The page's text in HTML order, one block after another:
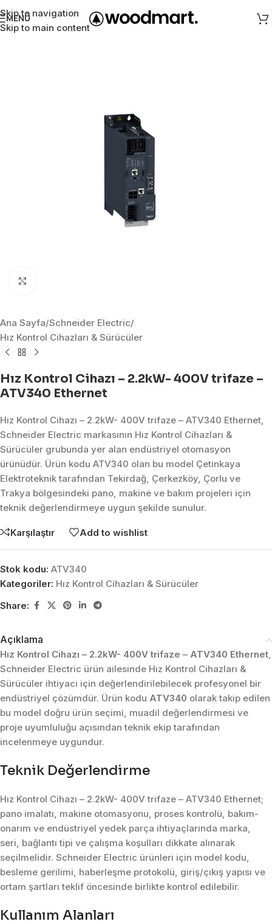
Skip to navigation
Skip to main content
MENÜ
Ana Sayfa/Schneider Electric/
Hız Kontrol Cihazları & Sürücüler
Hız Kontrol Cihazı – 2.2kW- 400V trifaze –
ATV340 Ethernet
Hız Kontrol Cihazı – 2.2kW- 400V trifaze – ATV340 Ethernet,
Schneider Electric markasının Hız Kontrol Cihazları &
Sürücüler grubunda yer alan endüstriyel otomasyon
ürünüdür. Ürün kodu ATV340 olan bu model Çetinkaya
Elektroteknik tarafından Tekirdağ, Çerkezköy, Çorlu ve
Trakya bölgesindeki pano, makine ve bakım projeleri için
teknik değerlendirmeye uygun şekilde sunulur.
Karşılaştır Add to wishlist
Stok kodu: ATV340
Kategoriler: Hız Kontrol Cihazları & Sürücüler
Share:
Açıklama
Hız Kontrol Cihazı – 2.2kW- 400V trifaze – ATV340 Ethernet,
Schneider Electric ürün ailesinde Hız Kontrol Cihazları &
Sürücüler ihtiyacı için değerlendirilebilecek profesyonel bir
endüstriyel çözümdür. Ürün kodu ATV340 olarak takip edilen
bu model doğru ürün seçimi, muadil değerlendirmesi ve
proje uyumluluğu açısından teknik ekip tarafından
incelenmeye uygundur.
Teknik Değerlendirme
Hız Kontrol Cihazı – 2.2kW- 400V trifaze – ATV340 Ethernet;
pano imalatı, makine otomasyonu, proses kontrolü, bakım-
onarım ve endüstriyel yedek parça ihtiyaçlarında marka,
seri, bağlantı tipi ve çalışma koşulları dikkate alınarak
seçilmelidir. Schneider Electric ürünleri için model kodu,
besleme gerilimi, haberleşme protokolü, giriş/çıkış yapısı ve
ortam şartları teklif öncesinde birlikte kontrol edilebilir.
Kullanım Alanları